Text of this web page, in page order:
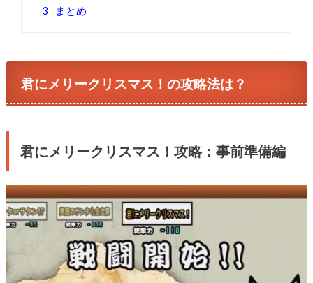
3 まとめ
君にメリークリスマス！の攻略法は？
君にメリークリスマス！攻略：事前準備編